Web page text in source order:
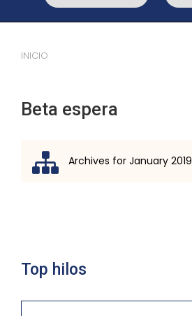
INICIO
Beta espera
Archives for January 2019
Top hilos